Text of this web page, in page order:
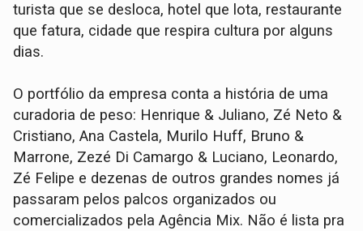
turista que se desloca, hotel que lota, restaurante
que fatura, cidade que respira cultura por alguns
dias.
O portfólio da empresa conta a história de uma
curadoria de peso: Henrique & Juliano, Zé Neto &
Cristiano, Ana Castela, Murilo Huff, Bruno &
Marrone, Zezé Di Camargo & Luciano, Leonardo,
Zé Felipe e dezenas de outros grandes nomes já
passaram pelos palcos organizados ou
comercializados pela Agência Mix. Não é lista pra